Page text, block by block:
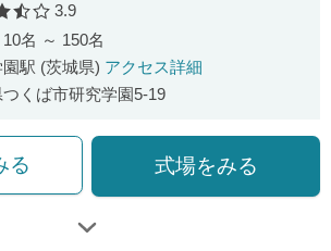
口コミ評価
3.9
名 ～ 150名
駅 (茨城県) アクセス詳細
くば市研究学園5-19
る 式場をみる